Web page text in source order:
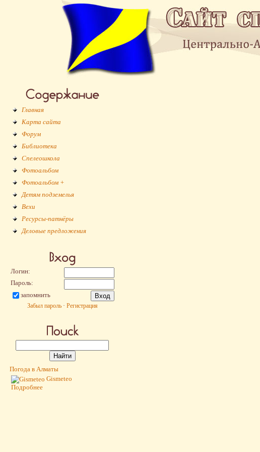
Главная
Карта сайта
Форум
Библиотека
Спелеошкола
Фотоальбом
Фотоальбом +
Детям подземелья
Вехи
Ресурсы-патнёры
Деловые предложения
Логин:
Пароль:
запомнить
Забыл пароль· Регистрация
Погода в Алматы
Gismeteo
Подробнее